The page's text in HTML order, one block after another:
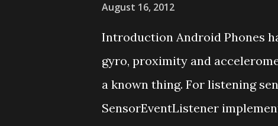
August 16, 2012
Introduction Android Phones
gyro, proximity and
a known thing. For listening
SensorEventListener